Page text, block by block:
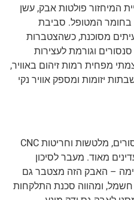
המיחזור פולטות אבק, עשן
בחומר המטופל. סביבת
מסוכנת, כשהצטברות
וגורמת לעצירות
מפחית רמות זיהום באוויר,
יזומות ומספק אוויר נקי
במרכז עמדת העבודה עומדים מסורים, מלטשות וחריטות CNC
מאוד. מעבר לסיכון
– האבק הזה מצטבר גם
חשמל, ומהווה סכנת התלקחות